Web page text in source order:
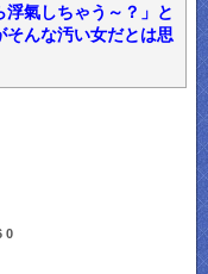
氣しちゃう～？」と
そんな汚い女だとは思
0